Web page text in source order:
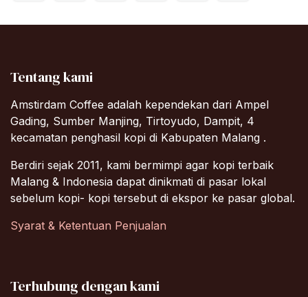
Tentang kami
Amstirdam Coffee adalah kependekan dari Ampel
Gading, Sumber Manjing, Tirtoyudo, Dampit, 4
kecamatan penghasil kopi di Kabupaten Malang .
Berdiri sejak 2011, kami bermimpi agar kopi terbaik
Malang & Indonesia dapat dinikmati di pasar lokal
sebelum kopi- kopi tersebut di ekspor ke pasar global.
Syarat & Ketentuan Penjualan
Terhubung dengan kami